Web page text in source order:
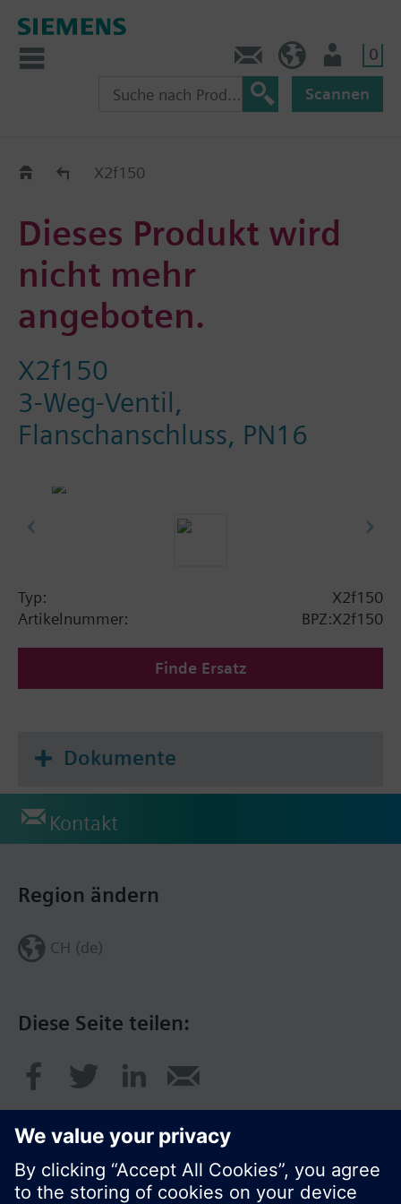
0
Scannen
Old2NewX2f150
Dieses Produkt wird
nicht mehr
angeboten.
X2f150
3-Weg-Ventil,
Flanschanschluss, PN16
Typ:
X2f150
Artikelnummer:
BPZ:X2f150
Finde Ersatz
Dokumente
Kontakt
Diese Seite teilen:
Region ändern
CH (de)